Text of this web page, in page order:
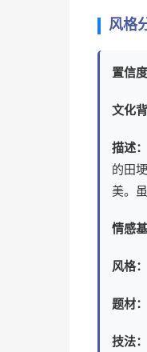
风格
置信度
文化背
描述：
的田
美。
情感基
风格：
题材：
技法：